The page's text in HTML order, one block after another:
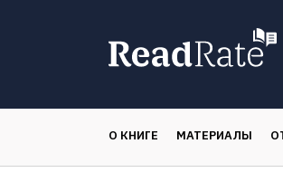
О КНИГЕ МАТЕРИАЛЫ